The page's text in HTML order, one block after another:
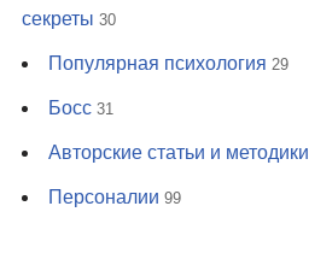
секреты 30
Популярная психология 29
Босс 31
Авторские статьи и методики
Персоналии 99